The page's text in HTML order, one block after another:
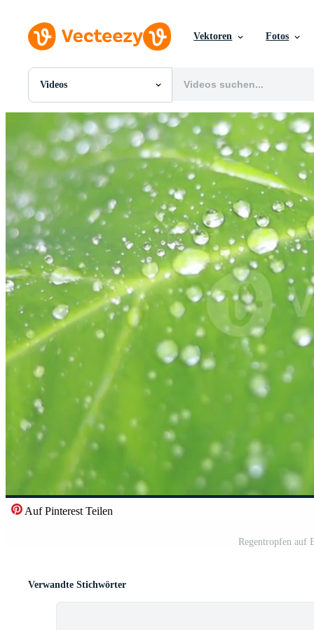
Vektoren Fotos
Videos
Alle Bilder
Fotos
PNGs
PSDs
SVGs
Vorlagen
Vektoren
Videos
Motion Graphics
Redaktionelle Bilder
Redaktionelle Ereignisse
Auf Pinterest Teilen
Regentropfen auf
Verwandte Stichwörter